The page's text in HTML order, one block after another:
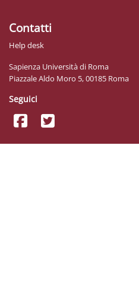
Contatti
Help desk
Sapienza Università di Roma
Piazzale Aldo Moro 5, 00185 Roma
Seguici